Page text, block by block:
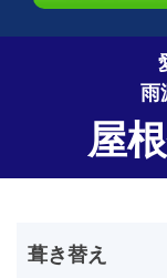
雨
屋
葺き替え